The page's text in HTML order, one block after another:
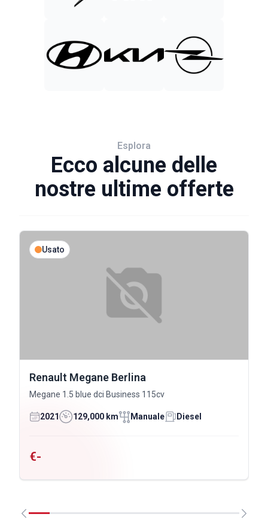
Esplora
Ecco alcune delle
nostre ultime offerte
Usato
Renault Megane Berlina
Megane 1.5 blue dci Business 115cv
2021 129,000 km Manuale Diesel
€-